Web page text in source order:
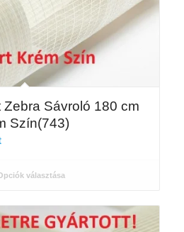
Zebra Sávroló 180 cm
Szín(743)
Ártartomány:
954 Ft
33
765 Ft
választása